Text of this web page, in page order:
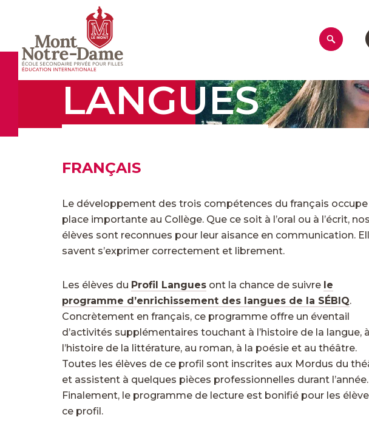
LANGUES
FRANÇAIS
Le développement des trois compétences du français occupe
place importante au Collège. Que ce soit à l’oral ou à l’écrit, nos
élèves sont reconnues pour leur aisance en communication.
savent s’exprimer correctement et librement.
Les élèves du Profil Langues ont la chance de suivre le
programme d’enrichissement des langues de la SÉBIQ.
Concrètement en français, ce programme offre un éventail
d’activités supplémentaires touchant à l’histoire de la langue, à
l’histoire de la littérature, au roman, à la poésie et au théâtre.
Toutes les élèves de ce profil sont inscrites aux Mordus du
et assistent à quelques pièces professionnelles durant l’année.
Finalement, le programme de lecture est bonifié pour les
ce profil.